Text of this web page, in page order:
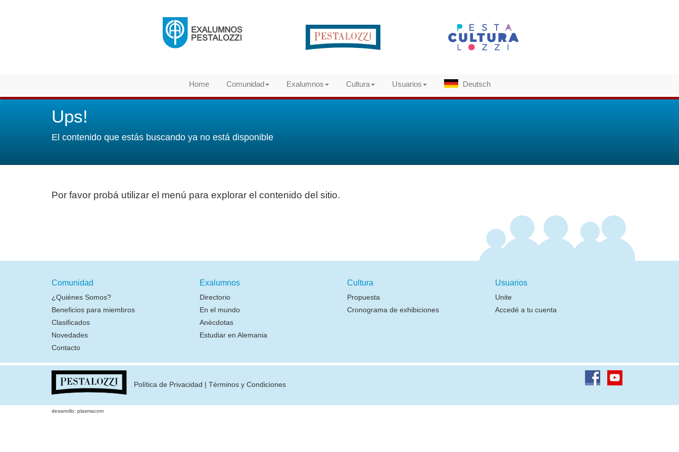
Home Comunidad Exalumnos Cultura Usuarios Deutsch
Ups!
El contenido que estás buscando ya no está disponible
Por favor probá utilizar el menú para explorar el contenido del sitio.
Comunidad
¿Quiénes Somos?
Beneficios para miembros
Clasificados
Novedades
Contacto
Exalumnos
Directorio
En el mundo
Anécdotas
Estudiar en Alemania
Cultura
Propuesta
Cronograma de exhibiciones
Usuarios
Unite
Accedé a tu cuenta
Política de Privacidad |Términos y Condiciones
desarrollo: plasmacom